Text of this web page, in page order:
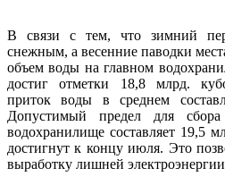
В связи с тем, что зимний
снежным, а весенние паводки
объем воды на главном
достиг отметки 18,8 млрд.
приток воды в среднем
Допустимый предел для
водохранилище составляет 19,5
достигнут к концу июля. Это
выработку лишней